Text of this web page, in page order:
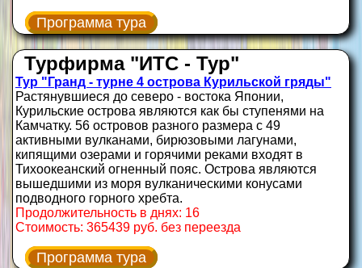
Программа тура
Турфирма "ИТС - Тур"
Тур "Гранд - турне 4 острова Курильской гряды"
Растянувшиеся до северо - востока Японии,
Курильские острова являются как бы ступенями на
Камчатку. 56 островов разного размера с 49
активными вулканами, бирюзовыми лагунами,
кипящими озерами и горячими реками входят в
Тихоокеанский огненный пояс. Острова являются
вышедшими из моря вулканическими конусами
подводного горного хребта.
Продолжительность в днях: 16
Стоимость: 365439 руб. без переезда
Программа тура